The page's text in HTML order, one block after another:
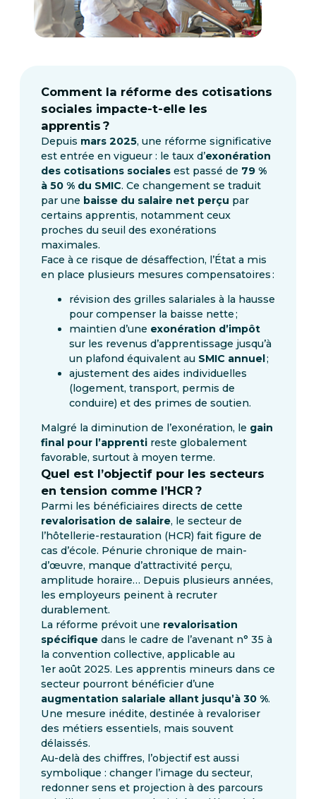
Comment la réforme des cotisations
sociales impacte-t-elle les
apprentis ?
Depuis mars 2025, une réforme significative
est entrée en vigueur : le taux d’exonération
des cotisations sociales est passé de 79 %
à 50 % du SMIC. Ce changement se traduit
par une baisse du salaire net perçu par
certains apprentis, notamment ceux
proches du seuil des exonérations
maximales.
Face à ce risque de désaffection, l’État a mis
en place plusieurs mesures compensatoires :
révision des grilles salariales à la hausse
pour compenser la baisse nette ;
maintien d’une exonération d’impôt
sur les revenus d’apprentissage jusqu’à
un plafond équivalent au SMIC annuel;
ajustement des aides individuelles
(logement, transport, permis de
conduire) et des primes de soutien.
Malgré la diminution de l’exonération, le gain
final pour l’apprenti reste globalement
favorable, surtout à moyen terme.
Quel est l’objectif pour les secteurs
en tension comme l’HCR ?
Parmi les bénéficiaires directs de cette
revalorisation de salaire, le secteur de
l’hôtellerie-restauration (HCR) fait figure de
cas d’école. Pénurie chronique de main-
d’œuvre, manque d’attractivité perçu,
amplitude horaire… Depuis plusieurs années,
les employeurs peinent à recruter
durablement.
La réforme prévoit une revalorisation
spécifique dans le cadre de l’avenant n° 35 à
la convention collective, applicable au
1er août 2025. Les apprentis mineurs dans ce
secteur pourront bénéficier d’une
augmentation salariale allant jusqu’à 30 %.
Une mesure inédite, destinée à revaloriser
des métiers essentiels, mais souvent
délaissés.
Au-delà des chiffres, l’objectif est aussi
symbolique : changer l’image du secteur,
redonner sens et projection à des parcours